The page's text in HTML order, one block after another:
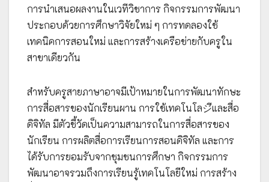
การนำเสนอผลงานในเวทีวิชาการ กิจกรรมการพัฒนา
ประกอบด้วยการศึกษาวิจัยใหม่ ๆ การทดลองใช้
เทคนิคการสอนใหม่ และการสร้างเครือข่ายกับครูใน
สาขาเดียวกัน
สำหรับครูสายภาษาอาจมีเป้าหมายในการพัฒนาทักษะ
การสื่อสารของนักเรียนผาน การใช้เทคโนโลジีและสื่อ
ดิจิทัล มีตัวชี้วัดเป็นความสามารถในการสื่อสารของ
นักเรียน การผลิตสื่อการเรียนการสอนดิจิทัล และการ
ได้รับการยอมรับจากชุมชนการศึกษา กิจกรรมการ
พัฒนาอาจรวมถึงการเรียนรู้เทคโนโลยีใหม่ การสร้าง